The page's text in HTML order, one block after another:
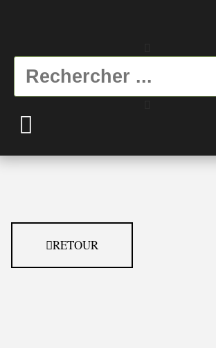
RETOUR